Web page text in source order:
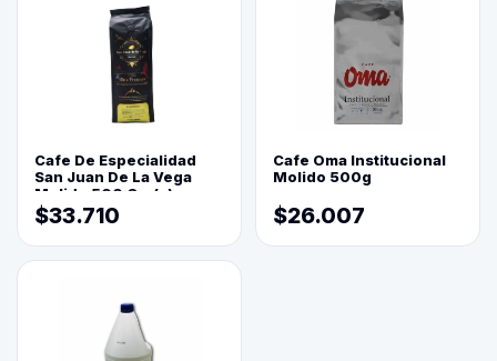
Cafe De Especialidad
San Juan De La Vega
Molido 500 Grs(=)
$33.710
Cafe Oma Institucional
Molido 500g
$26.007